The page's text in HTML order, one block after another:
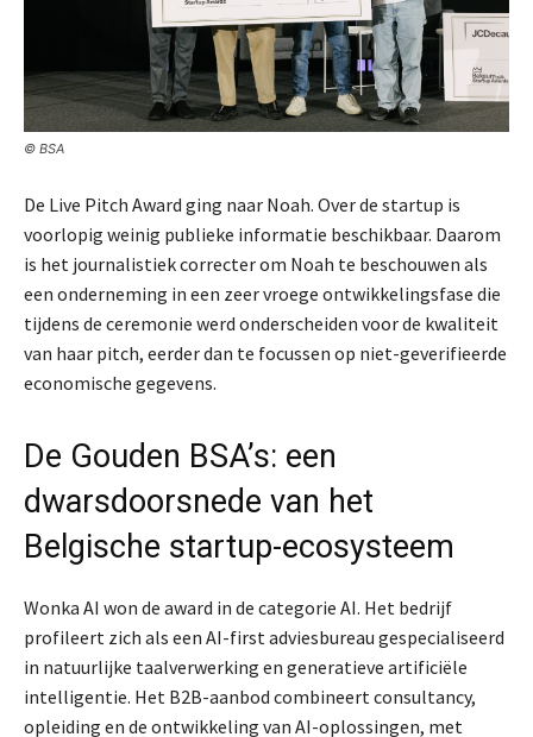
© BSA
De Live Pitch Award ging naar Noah. Over de startup is
voorlopig weinig publieke informatie beschikbaar. Daarom
is het journalistiek correcter om Noah te beschouwen als
een onderneming in een zeer vroege ontwikkelingsfase die
tijdens de ceremonie werd onderscheiden voor de kwaliteit
van haar pitch, eerder dan te focussen op niet-geverifieerde
economische gegevens.
De Gouden BSA’s: een
dwarsdoorsnede van het
Belgische startup-ecosysteem
Wonka AI won de award in de categorie AI. Het bedrijf
profileert zich als een AI-first adviesbureau gespecialiseerd
in natuurlijke taalverwerking en generatieve artificiële
intelligentie. Het B2B-aanbod combineert consultancy,
opleiding en de ontwikkeling van AI-oplossingen, met